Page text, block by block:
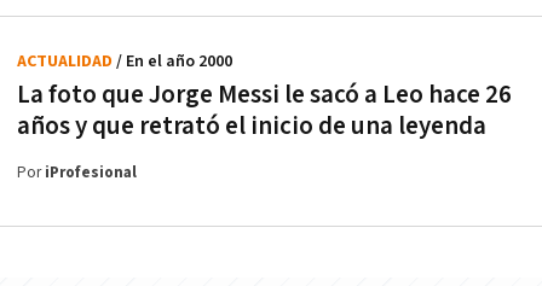
La foto que Jorge Messi le sacó a Leo hace 26
años y que retrató el inicio de una leyenda
ACTUALIDAD / En el año 2000
PoriProfesional